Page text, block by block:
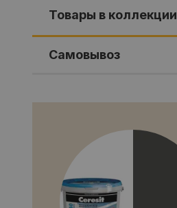
Товары в коллекции
Самовывоз